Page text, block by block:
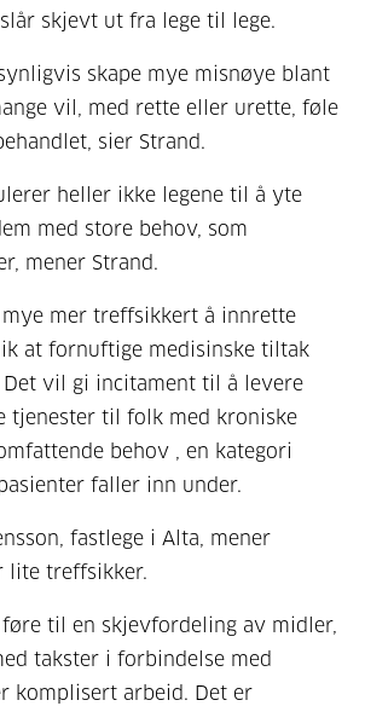
skjevt ut fra lege til lege.
skape mye misnøye blant
vil, med rette eller urette, føle
sier Strand.
heller ikke legene til å yte
med store behov, som
mener Strand.
mer treffsikkert å innrette
at fornuftige medisinske tiltak
Det vil gi incitament til å levere
tjenester til folk med kroniske
behov , en kategori
faller inn under.
fastlege i Alta, mener
lite treffsikker.
til en skjevfordeling av midler,
takster i forbindelse med
komplisert arbeid. Det er